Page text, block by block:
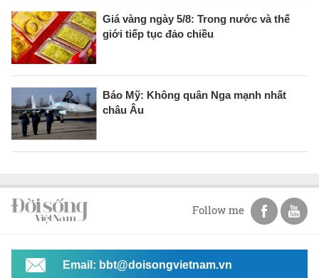
Giá vàng ngày 5/8: Trong nước và thế
giới tiếp tục đảo chiều
Báo Mỹ: Không quân Nga mạnh nhất
châu Âu
Follow me
Email: bbt@doisongvietnam.vn